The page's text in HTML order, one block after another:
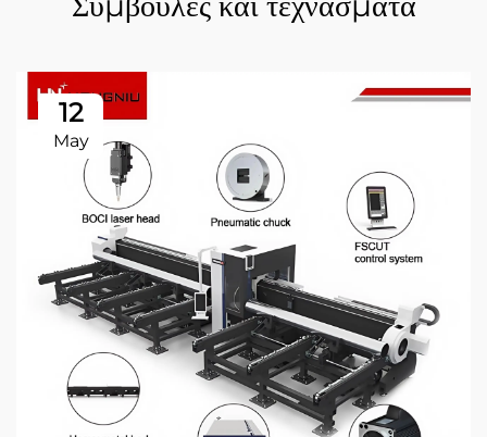
12
May